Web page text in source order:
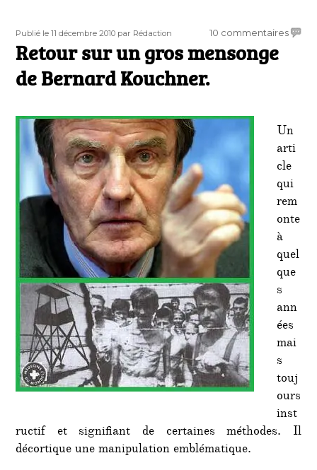
Publié
le
Publié le 11 décembre 2010 Auteur
par Rédaction 10 commentairessur
Retour sur un gros mensonge
de Bernard Kouchner.
Un
arti
cle
qui
rem
onte
à
quel
que
s
ann
ées
mai
s
touj
ours
inst
ructif et signifiant de certaines méthodes. Il
décortique une manipulation emblématique.